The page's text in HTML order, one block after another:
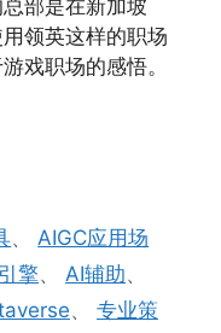
部是在新加坡
领英这样的职场
戏职场的感悟。
、AIGC应用场
擎、 AI辅助、
、 专业策